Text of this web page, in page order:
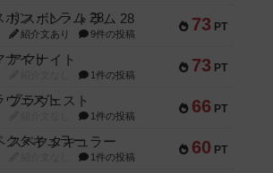
73 PT
リスボン・トラム 28
紹介文あり 9件の投稿
73 PT
アマナイト
1件の投稿
66 PT
ブラヴェスト
1件の投稿
60 PT
スペクタキュラー
1件の投稿